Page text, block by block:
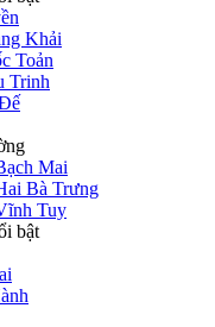
Khải
Toản
Trinh
Mai
Bà Trưng
Tuy
bật